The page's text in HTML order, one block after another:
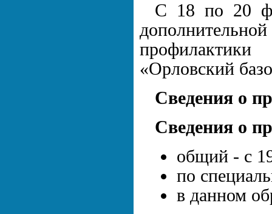
С 18 по 20
«Орловский
Сведения о
Сведения о
общий - с
по
в данном